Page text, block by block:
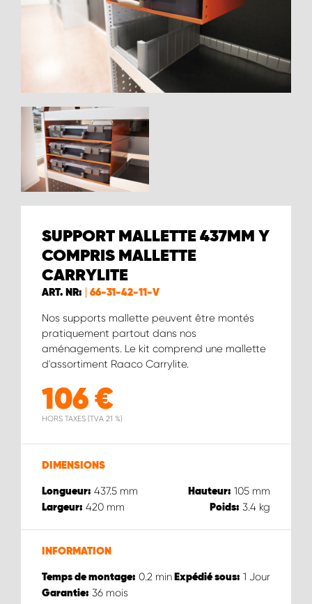
SUPPORT MALLETTE 437MM Y
COMPRIS MALLETTE
CARRYLITE
ART. NR: 66-31-42-11-V
Nos supports mallette peuvent être montés
pratiquement partout dans nos
aménagements. Le kit comprend une mallette
d'assortiment Raaco Carrylite.
106 €
HORS TAXES (TVA 21 %)
DIMENSIONS
Longueur: 437.5 mm Hauteur: 105 mm
Largeur: 420 mm Poids: 3.4 kg
INFORMATION
Temps de montage: 0.2 min Expédié sous: 1 Jour
Garantie: 36 mois
WORK SYSTEM BRUXELLES
WORK SYSTEM LIMBURG-KEMPEN
WORK SYSTEM WEST BY PRO-VAN